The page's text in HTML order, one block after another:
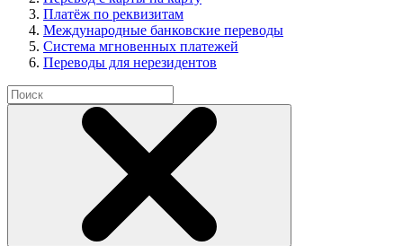
Платёж по реквизитам
Международные банковские переводы
Система мгновенных платежей
Переводы для нерезидентов